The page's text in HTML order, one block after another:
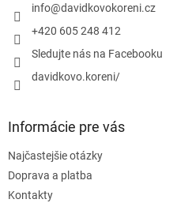
info@davidkovokoreni.cz
+420 605 248 412
Sledujte nás na Facebooku
davidkovo.koreni/
Informácie pre vás
Najčastejšie otázky
Doprava a platba
Kontakty